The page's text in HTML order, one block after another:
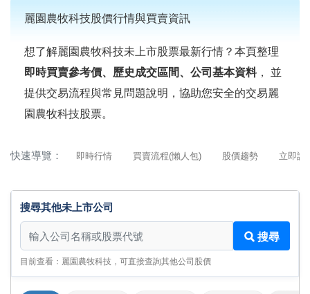
麗園農牧科技股價行情與買賣資訊
想了解麗園農牧科技未上市股票最新行情？本頁整理
即時買賣參考價、歷史成交區間、公司基本資料， 並
提供交易流程與常見問題說明，協助您安全的交易麗
園農牧科技股票。
快速導覽： 即時行情 買賣流程(懶人包) 股價趨勢 立即詢
搜尋其他未上市公司
搜尋其他未上市公司
搜尋
目前查看：麗園農牧科技，可直接查詢其他公司股價